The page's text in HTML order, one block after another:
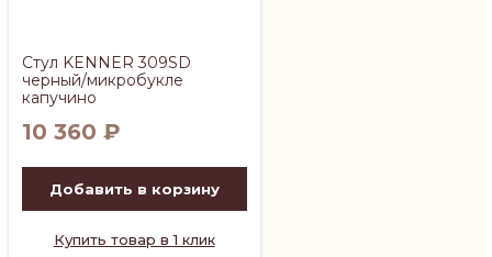
Стул KENNER 309SD
черный/микробукле
капучино
10 360 ₽
Добавить в корзину
Купить товар в 1 клик